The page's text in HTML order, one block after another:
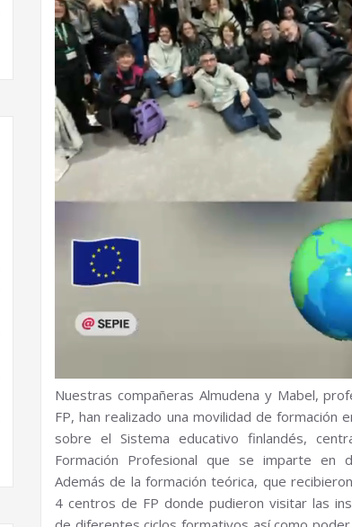
Nuestras compañeras Almudena y Mabel,
FP, han realizado una movilidad de formación
sobre el Sistema educativo finlandés,
Formación Profesional que se imparte en
Además de la formación teórica, que
4 centros de FP donde pudieron visitar las